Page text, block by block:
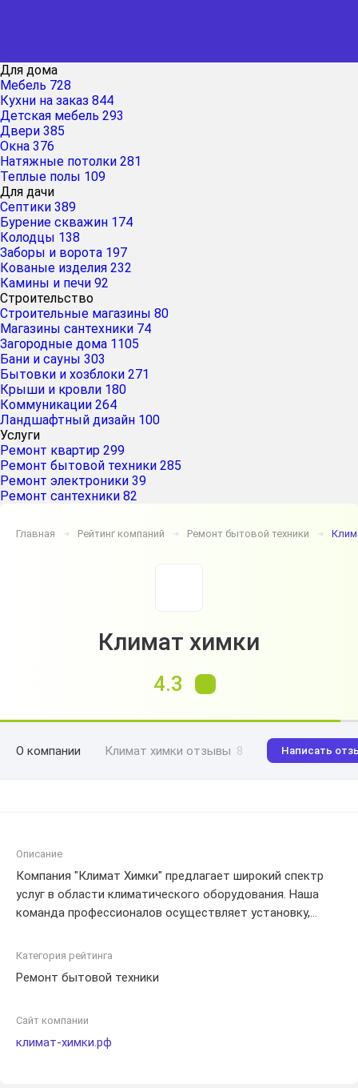
Для дома
Мебель 728
Кухни на заказ 844
Детская мебель 293
Двери 385
Окна 376
Натяжные потолки 281
Теплые полы 109
Для дачи
Септики 389
Бурение скважин 174
Колодцы 138
Заборы и ворота 197
Кованые изделия 232
Камины и печи 92
Строительство
Строительные магазины 80
Магазины сантехники 74
Загородные дома 1105
Бани и сауны 303
Бытовки и хозблоки 271
Крыши и кровли 180
Коммуникации 264
Ландшафтный дизайн 100
Услуги
Ремонт квартир 299
Ремонт бытовой техники 285
Ремонт электроники 39
Ремонт сантехники 82
Главная ➔ Рейтинг компаний ➔ Ремонт бытовой техники ➔
Климат химки
4.3
О компании Климат химки отзывы 8 Написать
Описание
Компания "Климат Химки" предлагает широкий спектр
услуг в области климатического оборудования. Наша
команда профессионалов осуществляет установку,
вентиляции, отопления и других климатических
работ и индивидуальный подход к каждому клиенту.
Категория рейтинга
Ремонт бытовой техники
Сайт компании
климат-химки.рф